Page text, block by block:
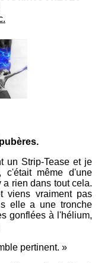
jusqu'au 4 mai minuit
Con en
un Strip-Tease et je
c'était même d'une
a rien dans tout cela.
viens vraiment pas
elle a une tronche
gonflées à l'hélium,
pertinent. »